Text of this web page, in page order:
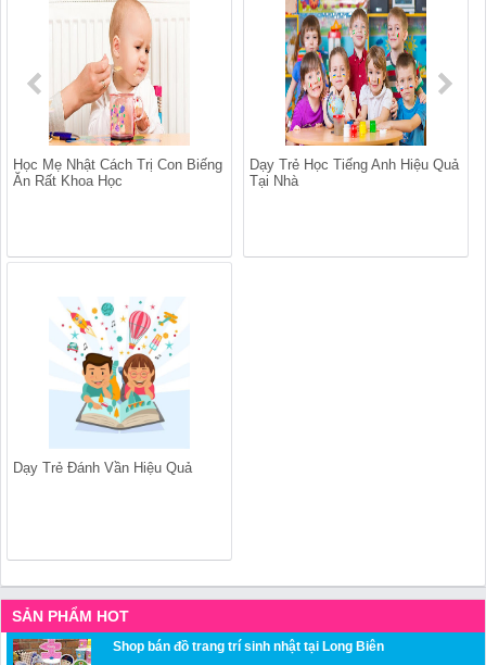
Học Mẹ Nhật Cách Trị Con Biếng
Ăn Rất Khoa Học
Dạy Trẻ Học Tiếng Anh Hiệu Quả
Tại Nhà
Dạy Trẻ Đánh Vần Hiệu Quả
SẢN PHẨM HOT
Shop bán đồ trang trí sinh nhật tại Long Biên